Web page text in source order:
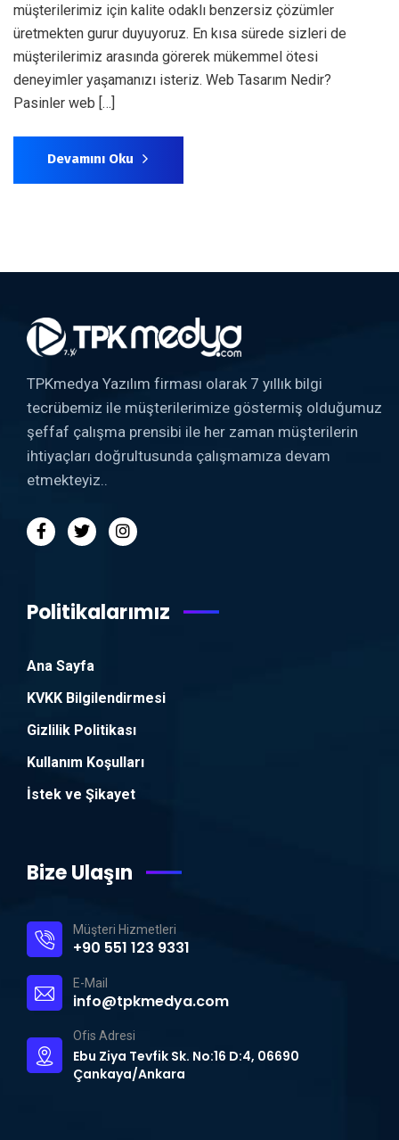
müşterilerimiz için kalite odaklı benzersiz çözümler
üretmekten gurur duyuyoruz. En kısa sürede sizleri de
müşterilerimiz arasında görerek mükemmel ötesi
deneyimler yaşamanızı isteriz. Web Tasarım Nedir?
Pasinler web […]
Devamını Oku
TPKmedya Yazılım firması olarak 7 yıllık bilgi
tecrübemiz ile müşterilerimize göstermiş olduğumuz
şeffaf çalışma prensibi ile her zaman müşterilerin
ihtiyaçları doğrultusunda çalışmamıza devam
etmekteyiz..
Politikalarımız
Ana Sayfa
KVKK Bilgilendirmesi
Gizlilik Politikası
Kullanım Koşulları
İstek ve Şikayet
Bize Ulaşın
Müşteri Hizmetleri
+90 551 123 9331
E-Mail
info@tpkmedya.com
Ofis Adresi
Ebu Ziya Tevfik Sk. No:16 D:4, 06690
Çankaya/Ankara